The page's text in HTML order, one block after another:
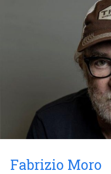
Fabrizio Moro